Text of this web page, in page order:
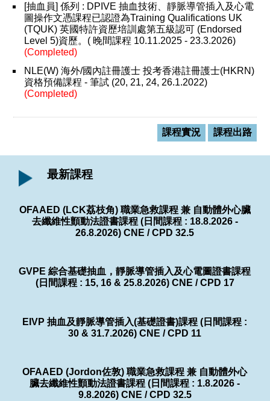
[抽血員] 係列 : DPIVE 抽血技術、靜脈導管插入及心電
圖操作文憑課程已認證為Training Qualifications UK
(TQUK) 英國特許資歷培訓處第五級認可 (Endorsed
Level 5)資歷。( 晚間課程 10.11.2025 - 23.3.2026)
(Completed)
NLE(W) 海外/國內註冊護士 投考香港註冊護士(HKRN)
資格預備課程 - 筆試 (20, 21, 24, 26.1.2022)
(Completed)
課程出路
課程實況
最新課程
OFAAED (LCK荔枝角) 職業急救課程 兼 自動體外心臟
去纖維性顫動法證書課程 (日間課程 : 18.8.2026 -
26.8.2026) CNE / CPD 32.5
GVPE 綜合基礎抽血，靜脈導管插入及心電圖證書課程
(日間課程 : 15, 16 & 25.8.2026) CNE / CPD 17
EIVP 抽血及靜脈導管插入(基礎證書)課程 (日間課程 :
30 & 31.7.2026) CNE / CPD 11
OFAAED (Jordon佐敦) 職業急救課程 兼 自動體外心
臟去纖維性顫動法證書課程 (日間課程 : 1.8.2026 -
9.8.2026) CNE / CPD 32.5